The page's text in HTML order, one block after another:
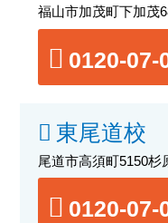
福山市加茂町下加茂
0120-07-
東尾道校
尾道市高須町5150杉
0120-07-